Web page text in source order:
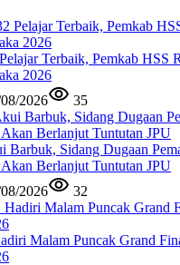
Terbaik, Pemkab HSS
2026
2026 35
Barbuk, Sidang Dugaan
Berlanjut Tuntutan JPU
2026 32
Malam Puncak Grand